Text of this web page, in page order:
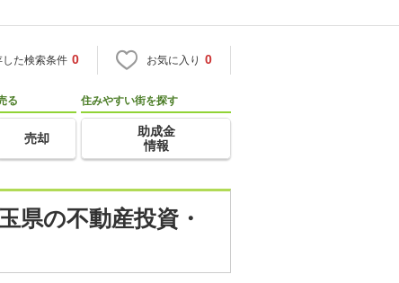
した検索条件 0 お気に入り 0
る
売却
住みやすい街を探す
助成金
情報
県の不動産投資・